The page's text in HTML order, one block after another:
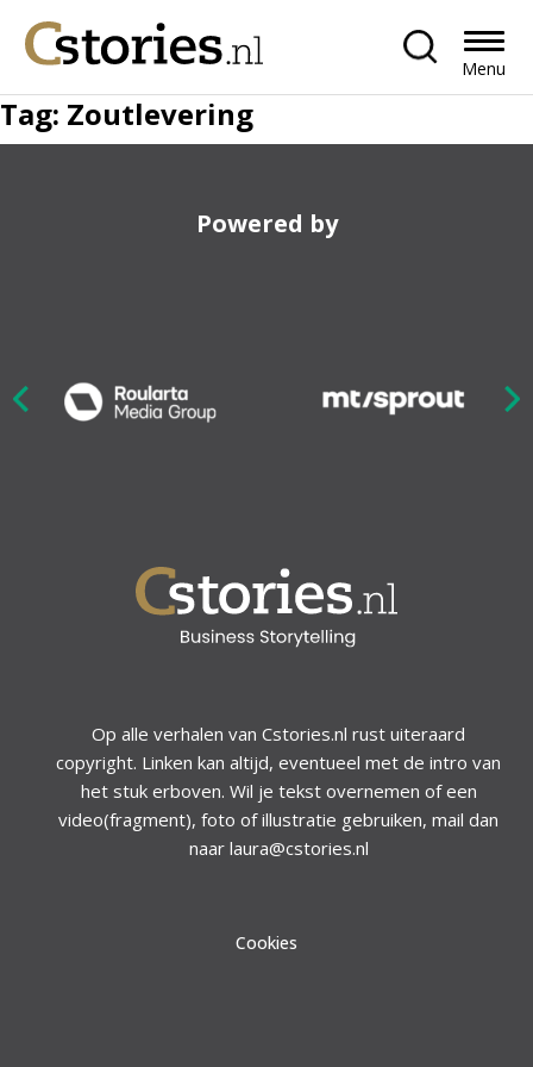
Menu
Tag: Zoutlevering
Powered by
Op alle verhalen van Cstories.nl rust uiteraard
copyright. Linken kan altijd, eventueel met de intro van
het stuk erboven. Wil je tekst overnemen of een
video(fragment), foto of illustratie gebruiken, mail dan
naar laura@cstories.nl
Cookies